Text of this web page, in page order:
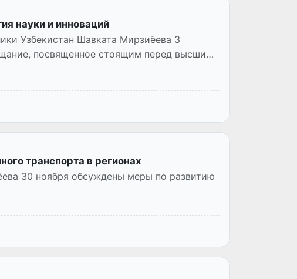
науки и инноваций
Узбекистан Шавката Мирзиёева 3
посвященное стоящим перед высшими
транспорта в регионах
30 ноября обсуждены меры по развитию